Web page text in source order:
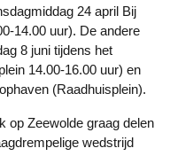
24 april Bij
14.00 uur). De andere
8 juni tijdens het
14.00-16.00 uur) en
(Raadhuisplein).
wedstrijd